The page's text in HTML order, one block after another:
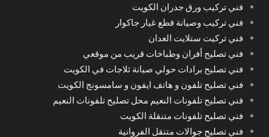
فني تركيب ورق جدران الكويت
فني تركيب وصيانة قطع غيار جاكوار
فني تركيت ستلايت العدان
فني تصليح أفران وطباخات قريب من موقعي
فني تصليح برادات حولي صيانة ثلاجات في الكويت
فني تصليح تلفون و هاتف ايفون و سامسونج الكويت
فني تصليح تلفونات النعيم محل تصليح تلفونات النعيم
فني تصليح تلفونات متنقلة الكويت
فني تصليح جوالات متنقل الفروانية